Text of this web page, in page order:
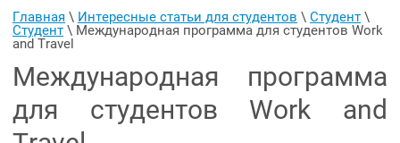
Главная \ Интересные статьи для студентов \ Студент
Студент \ Международная программа для студентов Work
and Travel
Международная программа
для студентов Work and